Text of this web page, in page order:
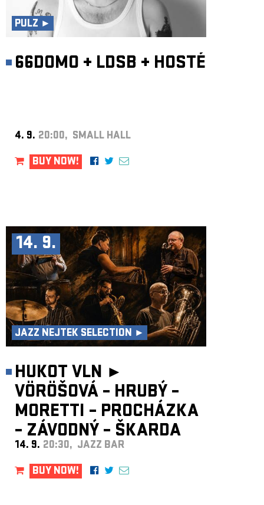
PULZ ►
66DOMO + LDSB + HOSTÉ
4. 9. 20:00, SMALL HALL
BUY NOW!
14. 9.
JAZZ NEJTEK SELECTION ►
HUKOT VLN ►
VÖRÖŠOVÁ – HRUBÝ –
MORETTI – PROCHÁZKA
– ZÁVODNÝ – ŠKARDA
14. 9. 20:30, JAZZ BAR
BUY NOW!